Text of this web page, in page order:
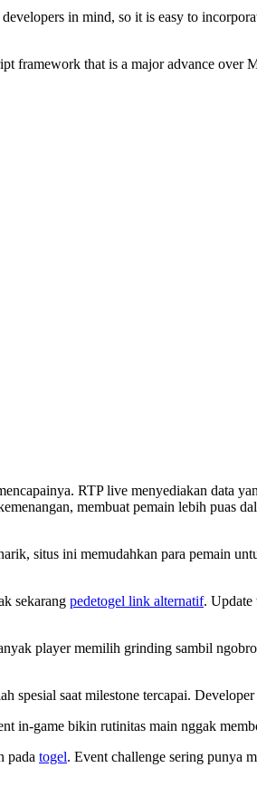
in mind, so it is easy to
framework that is a major advance over
RTP live menyediakan data
membuat pemain lebih puas
situs ini memudahkan para pemain
sekarang pedetogel link alternatif. Update
player memilih grinding sambil
spesial saat milestone tercapai.
in-game bikin rutinitas main nggak
pada togel. Event challenge sering punya